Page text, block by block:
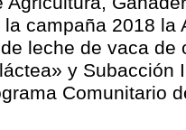
campaña 2018
leche de vaca
y Subacción
Comunitario